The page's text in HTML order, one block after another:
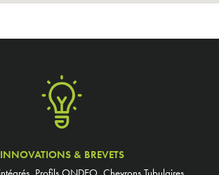
INNOVATIONS & BREVETS